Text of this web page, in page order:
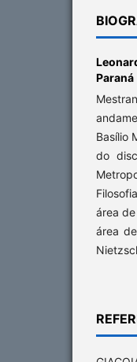
Paraná
Basílio
do
área
área